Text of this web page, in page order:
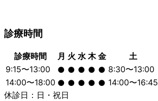
診療時間
診療時間 月 火 水 木 金 土
9:15〜13:00
● ● ● ● ● 8:30〜13:00
14:00〜18:00 ● ● ● ● ● 14:00〜16:45
休診日：日・祝日